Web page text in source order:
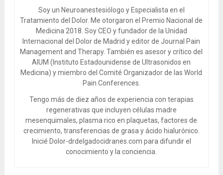
Soy un Neuroanestesiólogo y Especialista en el
Tratamiento del Dolor. Me otorgaron el Premio Nacional de
Medicina 2018. Soy CEO y fundador de la Unidad
Internacional del Dolor de Madrid y editor de Journal Pain
Management and Therapy. También es asesor y crítico del
AIUM (Instituto Estadounidense de Ultrasonidos en
Medicina) y miembro del Comité Organizador de las World
Pain Conferences.
Tengo más de diez años de experiencia con terapias
regenerativas que incluyen células madre
mesenquimales, plasma rico en plaquetas, factores de
crecimiento, transferencias de grasa y ácido hialurónico.
Inicié Dolor-drdelgadocidranes.com para difundir el
conocimiento y la conciencia.